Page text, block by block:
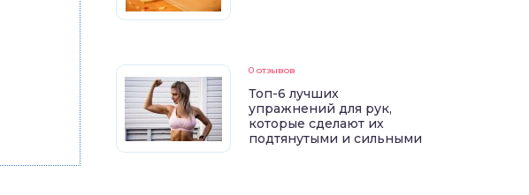
0 отзывов
Топ-6 лучших
упражнений для рук,
которые сделают их
подтянутыми и сильными